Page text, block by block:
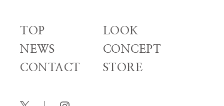
TOP
LOOK
NEWS
CONCEPT
CONTACT
STORE